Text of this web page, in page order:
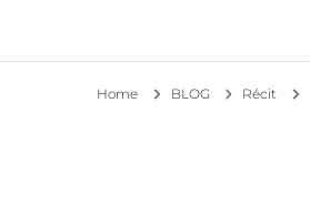
Home BLOG Récit